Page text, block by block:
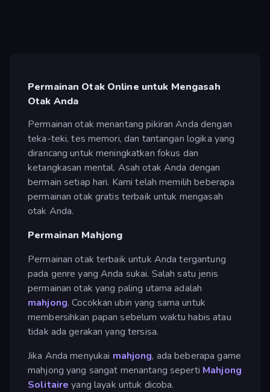
Permainan Otak Online untuk Mengasah
Otak Anda
Permainan otak menantang pikiran Anda dengan
teka-teki, tes memori, dan tantangan logika yang
dirancang untuk meningkatkan fokus dan
ketangkasan mental. Asah otak Anda dengan
bermain setiap hari. Kami telah memilih beberapa
permainan otak gratis terbaik untuk mengasah
otak Anda.
Permainan Mahjong
Permainan otak terbaik untuk Anda tergantung
pada genre yang Anda sukai. Salah satu jenis
permainan otak yang paling utama adalah
mahjong. Cocokkan ubin yang sama untuk
membersihkan papan sebelum waktu habis atau
tidak ada gerakan yang tersisa.
Jika Anda menyukai mahjong, ada beberapa game
mahjong yang sangat menantang seperti Mahjong
Solitaire yang layak untuk dicoba.